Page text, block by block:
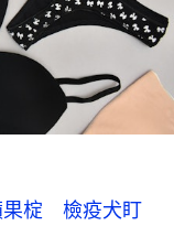
果椗 檢疫犬盯